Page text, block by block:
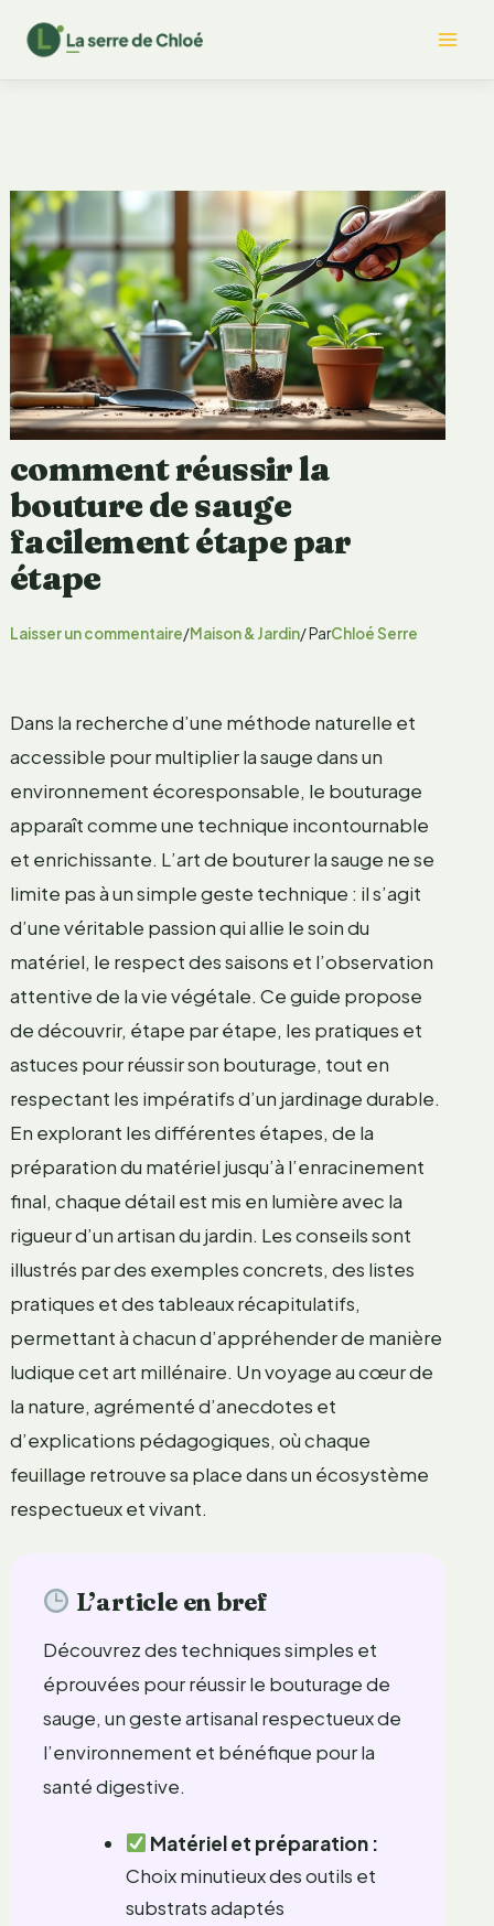
contenu
comment réussir la
bouture de sauge
facilement étape par
étape
Laisser un commentaire/Maison & Jardin/ ParChloé Serre
Dans la recherche d’une méthode naturelle et
accessible pour multiplier la sauge dans un
environnement écoresponsable, le bouturage
apparaît comme une technique incontournable
et enrichissante. L’art de bouturer la sauge ne se
limite pas à un simple geste technique : il s’agit
d’une véritable passion qui allie le soin du
matériel, le respect des saisons et l’observation
attentive de la vie végétale. Ce guide propose
de découvrir, étape par étape, les pratiques et
astuces pour réussir son bouturage, tout en
respectant les impératifs d’un jardinage durable.
En explorant les différentes étapes, de la
préparation du matériel jusqu’à l’enracinement
final, chaque détail est mis en lumière avec la
rigueur d’un artisan du jardin. Les conseils sont
illustrés par des exemples concrets, des listes
pratiques et des tableaux récapitulatifs,
permettant à chacun d’appréhender de manière
ludique cet art millénaire. Un voyage au cœur de
la nature, agrémenté d’anecdotes et
d’explications pédagogiques, où chaque
feuillage retrouve sa place dans un écosystème
respectueux et vivant.
L’article en bref
Découvrez des techniques simples et
éprouvées pour réussir le bouturage de
sauge, un geste artisanal respectueux de
l’environnement et bénéfique pour la
santé digestive.
Matériel et préparation :
Choix minutieux des outils et
substrats adaptés